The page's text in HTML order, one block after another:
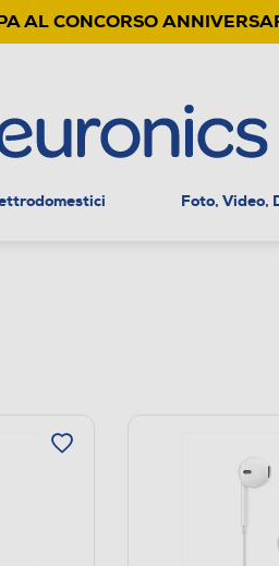
AL CONCORSO
Foto, Video,